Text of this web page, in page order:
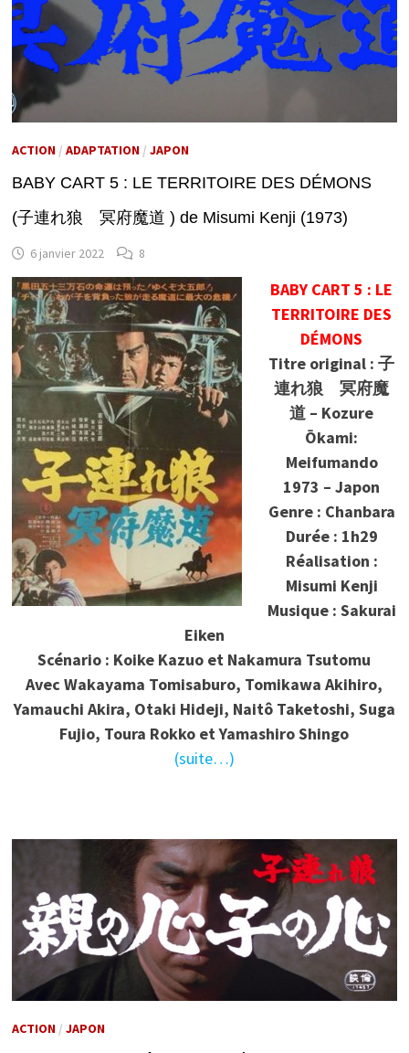
ACTION/ ADAPTATION/ JAPON
BABY CART 5 : LE TERRITOIRE DES DÉMONS
(子連れ狼 冥府魔道 ) de Misumi Kenji (1973)
6 janvier 2022 8
BABY CART 5 : LE
TERRITOIRE DES
DÉMONS
Titre original : 子
連れ狼 冥府魔
道 – Kozure
Ōkami:
Meifumando
1973 – Japon
Genre : Chanbara
Durée : 1h29
Réalisation :
Misumi Kenji
Musique : Sakurai
Eiken
Scénario : Koike Kazuo et Nakamura Tsutomu
AvecWakayama Tomisaburo, Tomikawa Akihiro,
Yamauchi Akira, Otaki Hideji, Naitô Taketoshi, Suga
Fujio, Toura Rokko et Yamashiro Shingo
(suite…)
ACTION/ JAPON